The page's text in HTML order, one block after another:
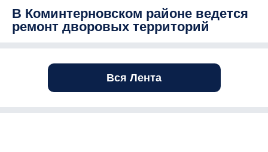
В Коминтерновском районе ведется
ремонт дворовых территорий
Вся Лента